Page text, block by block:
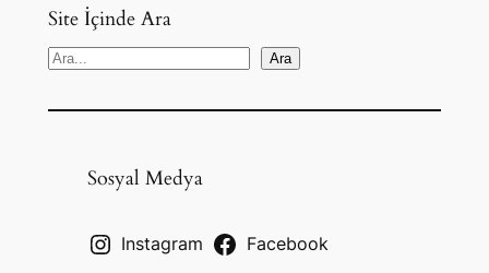
Site İçinde Ara
S
a
Ara
Sosyal Medya
Instagram Facebook